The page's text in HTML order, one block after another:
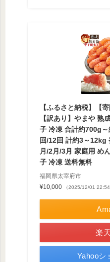
【ふるさと納税】【
【訳あり】やまや 熟
子 冷凍 合計約700g
回/12回 計約3～12kg
月/2月/3月 家庭用 め
子 冷凍 送料無料
福岡県太宰府市
¥10,000
（2025/12/01
楽
Yahooシ